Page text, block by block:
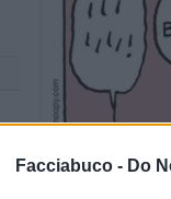
Facciabuco - Do